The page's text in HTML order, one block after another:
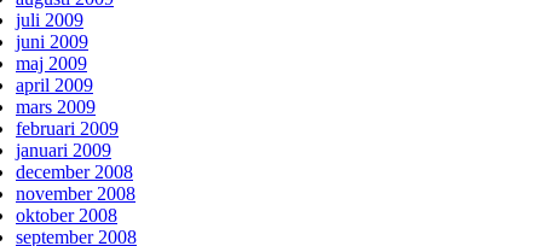
juli 2009
juni 2009
maj 2009
april 2009
mars 2009
februari 2009
januari 2009
december 2008
november 2008
oktober 2008
september 2008